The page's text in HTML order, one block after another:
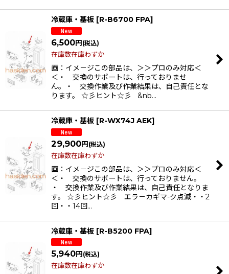
冷蔵庫・基板 [R-B6700 FPA]
6,500円 (税込)
在庫数在庫わずか
画：イメ－ジこの部品は、＞＞プロのみ対応＜
＜・ 交換のサポートは、行っておりませ
ん。・ 交換作業及び作業結果は、自己責任とな
ります。 ☆彡ヒント☆彡 &nb…
冷蔵庫・基板 [R-WX74J AEK]
29,900円(税込)
在庫数在庫わずか
画：イメ－ジこの部品は、＞＞プロのみ対応＜
＜・ 交換のサポートは、行っておりません。
・ 交換作業及び作業結果は、自己責任となりま
す。 ☆彡ヒント☆彡 エラ－カギマ-ク点滅・・2
回・・14回…
冷蔵庫・基板 [R-B5200 FPA]
5,940円 (税込)
在庫数在庫わずか